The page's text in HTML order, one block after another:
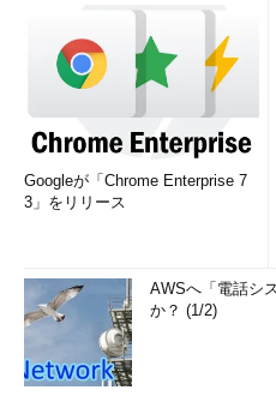
Googleが「Chrome Enterprise 7
3」をリリース
AWSへ「電話シ
か？ (1/2)